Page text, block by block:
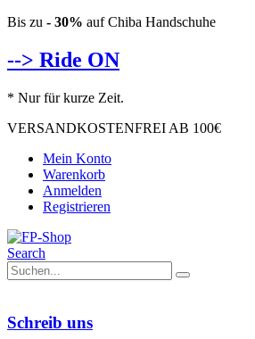
Bis zu - 30% auf Chiba Handschuhe
--> Ride ON
* Nur für kurze Zeit.
VERSANDKOSTENFREI AB 100€
Mein Konto
Warenkorb
Anmelden
Registrieren
Search
Schreib uns